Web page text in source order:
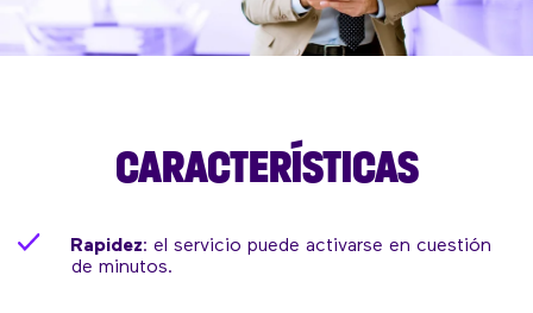
CARACTERÍSTICAS
Rapidez: el servicio puede activarse en cuestión
de minutos.